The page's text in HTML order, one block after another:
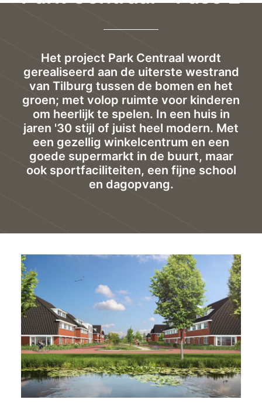
Het project Park Centraal wordt
gerealiseerd aan de uiterste westrand
van Tilburg tussen de bomen en het
groen; met volop ruimte voor kinderen
om heerlijk te spelen. In een huis in
jaren '30 stijl of juist heel modern. Met
een gezellig winkelcentrum en een
goede supermarkt in de buurt, maar
ook sportfaciliteiten, een fijne school
en dagopvang.